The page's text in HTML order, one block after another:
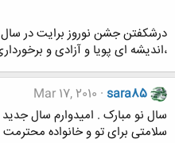
،اندیشه ای پویا و آزادی و
sara85
Mar 17, 2010
سال نو مبارک . امیدوارم سال
سلامتی برای تو و خانواده